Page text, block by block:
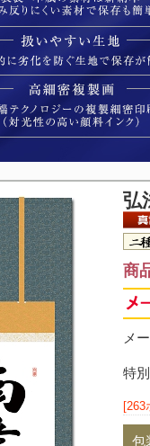
弘
商
メ
特
[263
包